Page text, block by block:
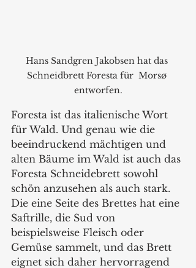
Hans Sandgren Jakobsen hat das
Schneidbrett Foresta für  Morsø
entworfen.
Foresta ist das italienische Wort
für Wald. Und genau wie die
beeindruckend mächtigen und
alten Bäume im Wald ist auch das
Foresta Schneidebrett sowohl
schön anzusehen als auch stark.
Die eine Seite des Brettes hat eine
Saftrille, die Sud von
beispielsweise Fleisch oder
Gemüse sammelt, und das Brett
eignet sich daher hervorragend